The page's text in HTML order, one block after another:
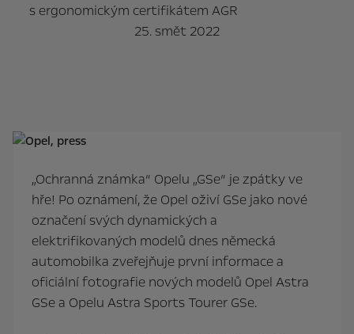
s ergonomickým certifikátem AGR
25. smět 2022
„Ochranná známka“ Opelu „GSe“ je zpátky ve
hře! Po oznámení, že Opel oživí GSe jako nové
označení svých dynamických a
elektrifikovaných modelů dnes německá
automobilka zveřejňuje první informace a
oficiální fotografie nových modelů Opel Astra
GSe a Opelu Astra Sports Tourer GSe.